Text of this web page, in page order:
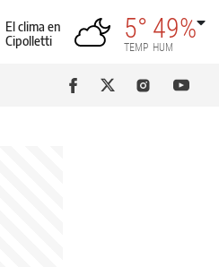
El clima en
Cipolletti
5°
TEMP
49%
HUM